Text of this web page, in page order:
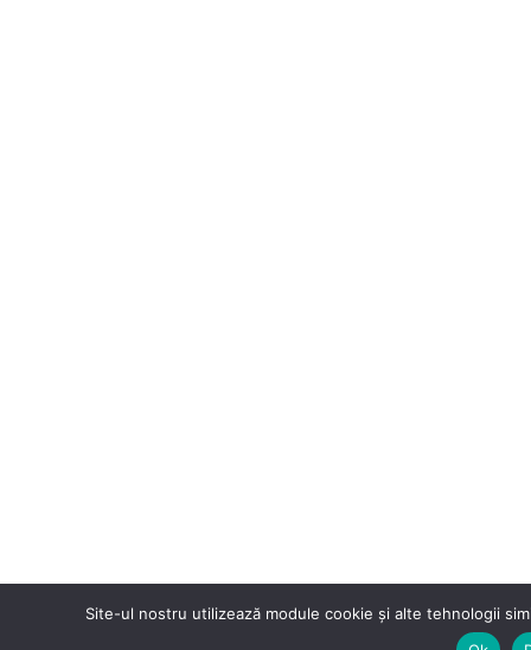
Site-ul nostru utilizează module cookie și alte tehnologii